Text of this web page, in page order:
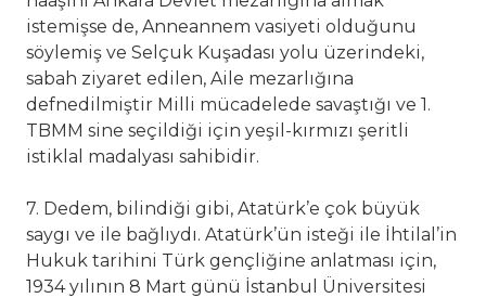
istemişse de, Anneannem vasiyeti olduğunu
söylemiş ve Selçuk Kuşadası yolu üzerindeki,
sabah ziyaret edilen, Aile mezarlığına
defnedilmiştir Milli mücadelede savaştığı ve 1.
TBMM sine seçildiği için yeşil-kırmızı şeritli
istiklal madalyası sahibidir.
7. Dedem, bilindiği gibi, Atatürk’e çok büyük
saygı ve ile bağlıydı. Atatürk’ün isteği ile İhtilal’in
Hukuk tarihini Türk gençliğine anlatması için,
1934 yılının 8 Mart günü İstanbul Üniversitesi